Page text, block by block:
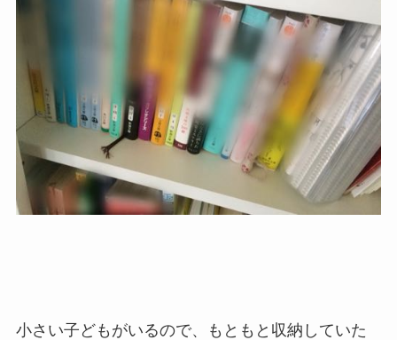
小さい子どもがいるので、もともと収納していた